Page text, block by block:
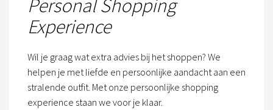
Personal Shopping
Experience
Wil je graag wat extra advies bij het shoppen? We
helpen je met liefde en persoonlijke aandacht aan een
stralende outfit. Met onze persoonlijke shopping
experience staan we voor je klaar.